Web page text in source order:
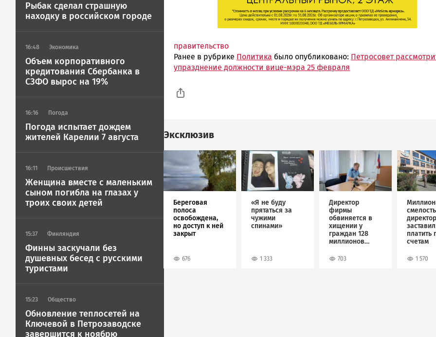
Рыбак сделал страшную
находку в российском городе
16:48 Экономика
Объем корпоративного
кредитования Сбербанка в
СЗФО вырос на 19%
16:16 Погода
Погода испытает дождем
жителей Карелии 7 августа
16:11 Происшествия
Женщина вместе с маленьким
сыном погибла на глазах у
троих своих детей
15:37 Финляндия
Финны заскучали без
душевных бесед с русскими
туристами
15:23 Общество
Обновление теплосетей на
Ключевой в Петрозаводске
завершится к ноябрю
правительство
Ранее в рубрике Политика было опубликовано: Петросовет
упразднение должности вице-мэра 25 февраля
Эксклюзив
Береговая
полоса
освобождена,
но доступ к ней
закрыт
676
Image
«Я не буду
прятаться за
чужими
спинами»
1 333
Директор
фирмы
обвиняется в
хищении у
граждан 128
миллионов
703
Image
платить
счетам
1 570